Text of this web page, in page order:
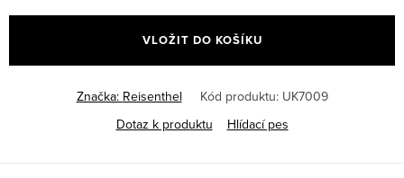
cena:
VLOŽIT DO KOŠÍKU
Značka: Reisenthel Kód produktu: UK7009
Dotaz k produktu
Hlídací pes